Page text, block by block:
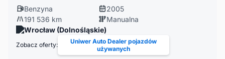
Benzyna
2005
191 536 km
Manualna
Wrocław (Dolnośląskie)
Zobacz oferty:
Uniwer Auto Dealer pojazdów
używanych